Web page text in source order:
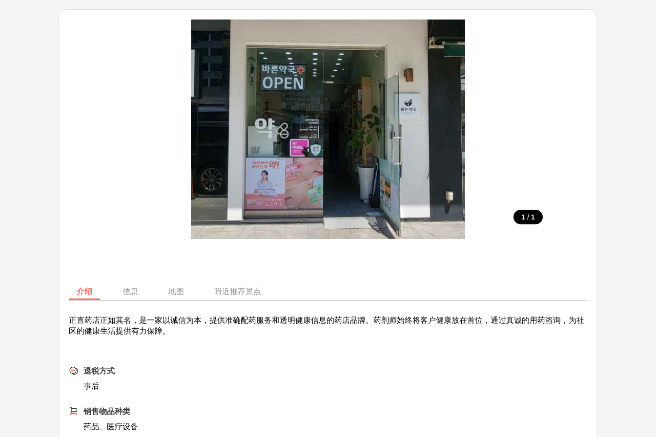
1 / 1
介绍 信息 地图 附近推荐景点
正直药店正如其名，是一家以诚信为本，提供准确配药服务和透明健康信息的药店品牌。药剂师始终将客户健康放在首位，通过真诚的用药咨询，为社
区的健康生活提供有力保障。
退税方式
事后
销售物品种类
药品、医疗设备